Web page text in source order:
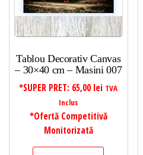
Tablou Decorativ Canvas
– 30×40 cm – Masini 007
*SUPER PRET: 65,00 lei TVA
Inclus
*Ofertă Competitivă
Monitorizată